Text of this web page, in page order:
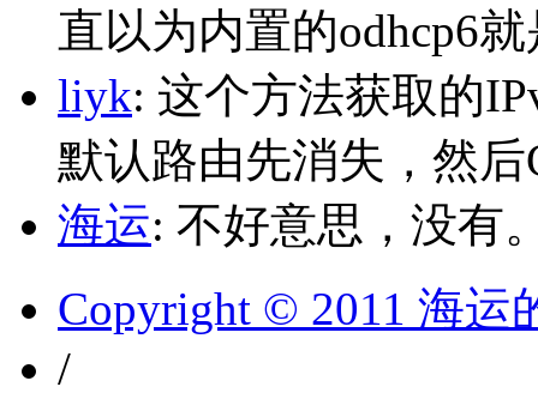
直以为内置的odhcp6
liyk: 这个方法获取的
默认路由先消失，然
海运: 不好意思，没有
Copyright © 2011 海运
/